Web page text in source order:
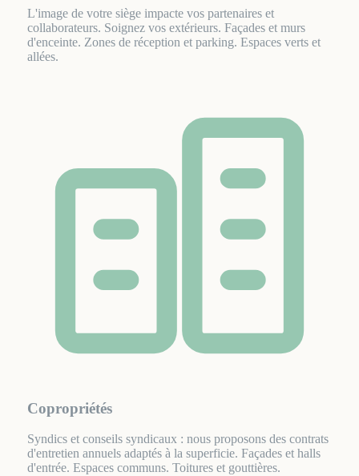
L'image de votre siège impacte vos partenaires et
collaborateurs. Soignez vos extérieurs. Façades et murs
d'enceinte. Zones de réception et parking. Espaces verts et
allées.
Copropriétés
Syndics et conseils syndicaux : nous proposons des contrats
d'entretien annuels adaptés à la superficie. Façades et halls
d'entrée. Espaces communs. Toitures et gouttières.